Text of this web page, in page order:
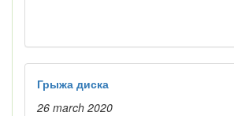
Грыжа диска
26 march 2020